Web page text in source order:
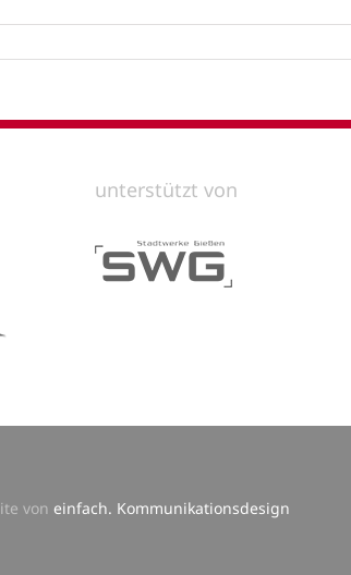
unterstützt von
von einfach. Kommunikationsdesign